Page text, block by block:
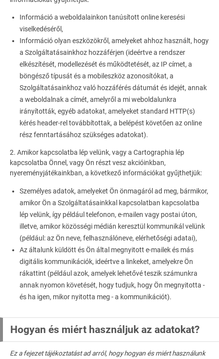
Információ a weboldalainkon tanúsított online keresési
viselkedéséről,
Információ olyan eszközökről, amelyeket ahhoz használt, hogy
a Szolgáltatásainkhoz hozzáférjen (ideértve a rendszer
elkészítését, modellezését és működtetését, az IP címet, a
böngésző típusát és a mobileszköz azonosítókat, a
Szolgáltatásainkhoz való hozzáférés dátumát és idejét, annak
a weboldalnak a címét, amelyről a mi weboldalunkra
irányították, egyéb adatokat, amelyeket standard HTTP(s)
kérés header-rel továbbítottak, a belépést követően az online
rész fenntartásához szükséges adatokat).
2. Amikor kapcsolatba lép velünk, vagy a Cartographia lép
kapcsolatba Önnel, vagy Ön részt vesz akcióinkban,
nyereményjátékainkban, a következő információkat gyűjthetjük:
Személyes adatok, amelyeket Ön önmagáról ad meg, bármikor,
amikor Ön a Szolgáltatásainkkal kapcsolatban kapcsolatba
lép velünk, így például telefonon, e-mailen vagy postai úton,
illetve, amikor közösségi médián keresztül kommunikál velünk
(például: az Ön neve, felhasználóneve, elérhetőségi adatai),
Az általunk küldött és Ön által megnyitott e-mailek és más
digitális kommunikációk, ideértve a linkeket, amelyekre Ön
rákattint (például azok, amelyek lehetővé teszik számunkra
annak nyomon követését, hogy tudjuk, hogy Ön megnyitotta -
és ha igen, mikor nyitotta meg - a kommunikációt).
Hogyan és miért használjuk az adatokat?
Ez a fejezet tájékoztatást ad arról, hogy hogyan és miért használunk